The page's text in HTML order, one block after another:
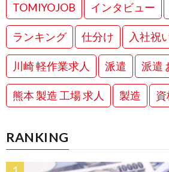
TOMIYOJOB インタビュー
ランキング 仕分け 入社祝
川崎 軽作業求人 派遣 派遣
熊本 製造 工場 求人 製造 資
RANKING